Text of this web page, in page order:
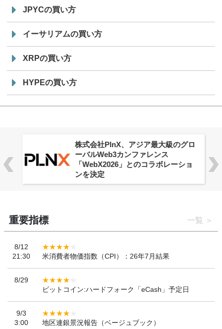
JPYCの買い方
イーサリアムの買い方
XRPの買い方
HYPEの買い方
株式会社PlnX、アジア最大級のグロ
ーバルWeb3カンファレンス
「WebX2026」とのコラボレーショ
ンを決定
重要指標 一覧
8/12
21:30
米消費者物価指数（CPI）：26年7月結果
8/29
ビットコイン:ハードフォーク「eCash」予定日
9/3
3:00
地区連銀景況報告（ベージュブック）